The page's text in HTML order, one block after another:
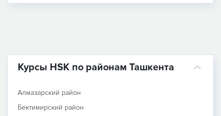
Курсы HSK по районам Ташкента
Алмазарский район
Бектимирский район